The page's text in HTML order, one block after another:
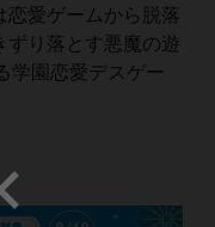
恋愛ゲームから脱落
ずり落とす悪魔の遊
学園恋愛デスゲー